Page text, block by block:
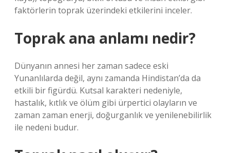
faktörlerin toprak üzerindeki etkilerini inceler.
Toprak ana anlamı nedir?
Dünyanın annesi her zaman sadece eski
Yunanlılarda değil, aynı zamanda Hindistan’da da
etkili bir figürdü. Kutsal karakteri nedeniyle,
hastalık, kıtlık ve ölüm gibi ürpertici olayların ve
zaman zaman enerji, doğurganlık ve yenilenebilirlik
ile nedeni budur.